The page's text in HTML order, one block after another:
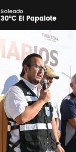
Soleado
30°C El Papalote